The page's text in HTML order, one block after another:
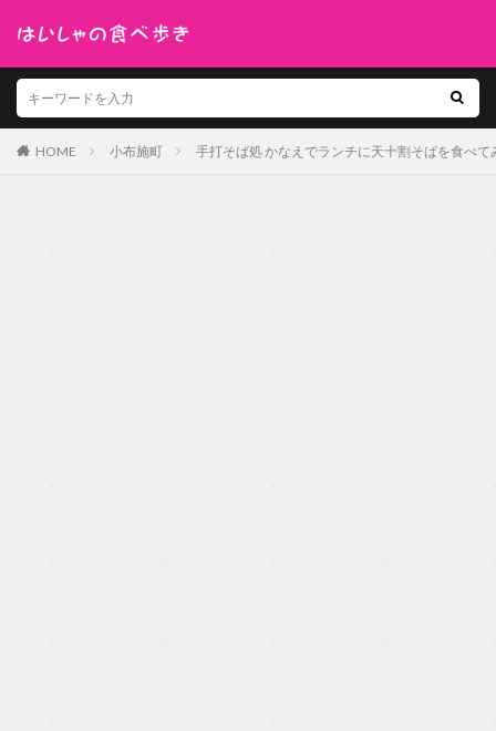
HOME 小布施町 手打そば処 かなえでランチに天十割そばを食べて